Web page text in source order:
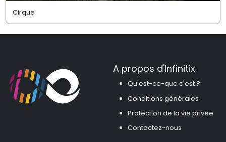
Cirque
A propos d'Infinitix
Qu'est-ce-que c'est ?
Conditions générales
Protection de la vie privée
Contactez-nous